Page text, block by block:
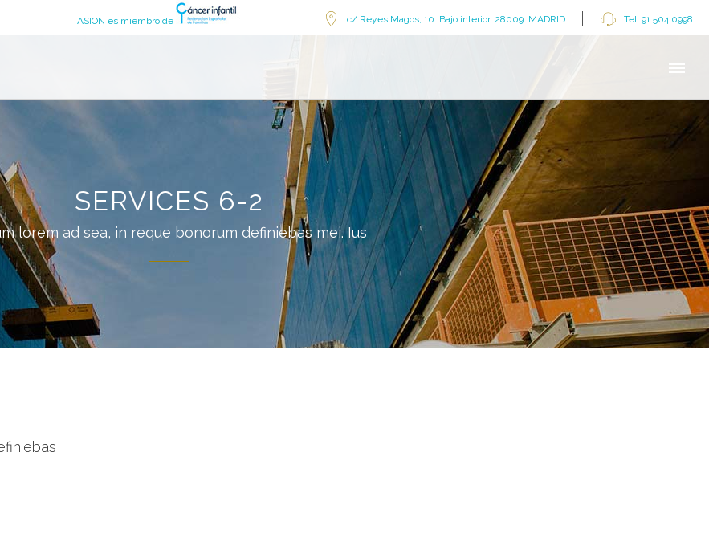
ASION es miembro de c/ Reyes Magos, 10. Bajo interior. 28009. MADRID Tel. 91 504 0998
SERVICES 6-2
lorem ad sea, in reque bonorum definiebas mei. Ius